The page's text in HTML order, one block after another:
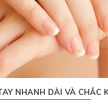
NHANH DÀI VÀ CHẮC